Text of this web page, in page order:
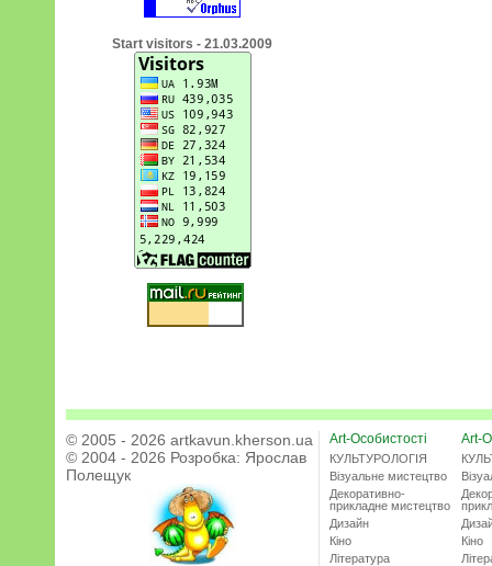
Start visitors - 21.03.2009
© 2005 - 2026 artkavun.kherson.ua
© 2004 - 2026 Розробка: Ярослав
Полещук
Art-Особистості
КУЛЬТУРОЛОГІЯ
Візуальне мистецтво
Декоративно-
прикладне мистецтво
Дизайн
Кіно
Література
Art-
Кіно